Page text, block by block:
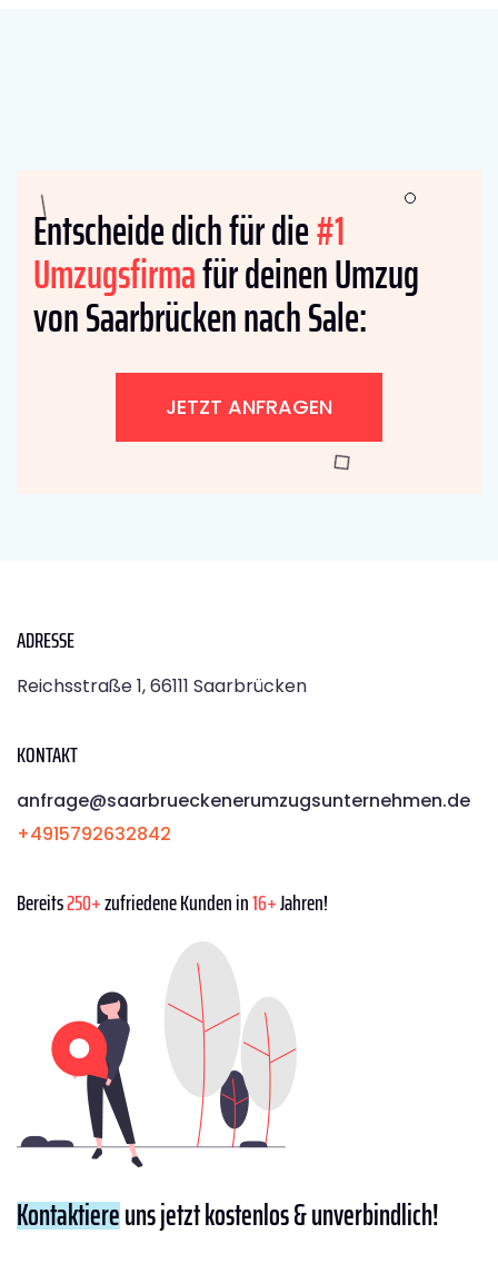
Entscheide dich für die#1
Umzugsfirmafür deinen Umzug
von Saarbrücken nach Sale:
JETZT ANFRAGEN
ADRESSE
Reichsstraße 1, 66111 Saarbrücken
KONTAKT
anfrage@saarbrueckenerumzugsunternehmen.de
+4915792632842
Bereits250+zufriedene Kunden in16+Jahren!
Kontaktiereuns jetzt kostenlos & unverbindlich!